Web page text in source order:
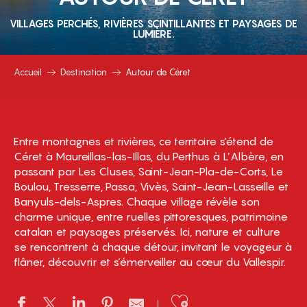
VILLAGES PERCHÉS, RIVIÈRES SCINTILLANTES ET PAYSAGES DE
LUMIÈRE.
Accueil Destination Autour de Céret
Entre montagnes et rivières, ce territoire s’étend de
Céret à Maureillas-las-Illas, du Perthus à L’Albère, en
passant par Les Cluses, Saint-Jean-Pla-de-Corts, Le
Boulou, Tresserre, Passa, Vivès, Saint-Jean-Lasseille et
Banyuls-dels-Aspres. Chaque village révèle son
charme unique, entre ruelles pittoresques, patrimoine
catalan et paysages préservés. Ici, nature et culture
se rencontrent à chaque détour, invitant le voyageur à
flâner, découvrir et s’émerveiller au cœur du Vallespir.